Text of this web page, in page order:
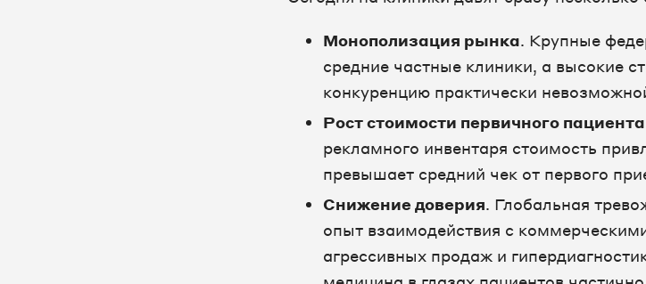
Монополизация рынка. Крупные
средние частные клиники, а высокие
конкуренцию практически
Рост стоимости первичного пациента
рекламного инвентаря стоимость
превышает средний чек от первого
Снижение доверия. Глобальная
опыт взаимодействия с
агрессивных продаж и